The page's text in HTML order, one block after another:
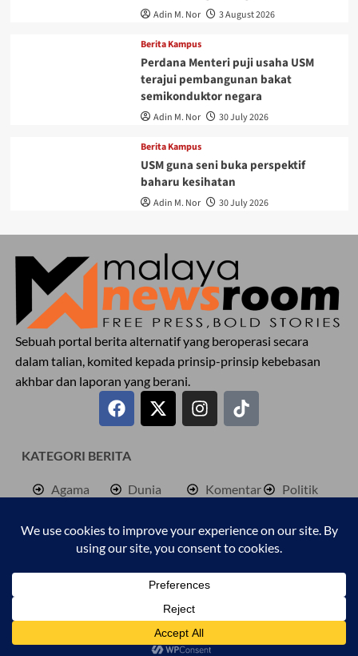
Adin M. Nor 3 August 2026
Berita Kampus
Perdana Menteri puji usaha USM
terajui pembangunan bakat
semikonduktor negara
Adin M. Nor 30 July 2026
Berita Kampus
USM guna seni buka perspektif
baharu kesihatan
Adin M. Nor 30 July 2026
Sebuah portal berita alternatif yang beroperasi secara
dalam talian, komited kepada prinsip-prinsip kebebasan
akhbar dan laporan yang berani.
KATEGORI BERITA
Agama
Berita
Bisnes
Cetusan
Dunia
Jenayah
Kembara
Kesihatan
Komentar
Palestine
Pendidkan
Personaliti
Politik
Sukan
Copyright © 2025 Malaya Newsroom